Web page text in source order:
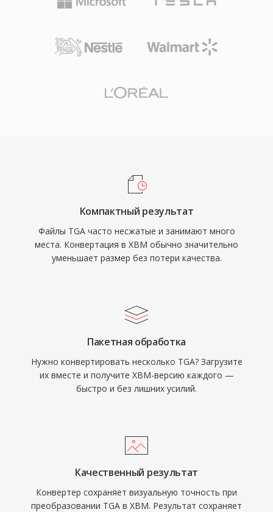
Компактный результат
Файлы TGA часто несжатые и занимают много
места. Конвертация в XBM обычно значительно
уменьшает размер без потери качества.
Пакетная обработка
Нужно конвертировать несколько TGA? Загрузите
их вместе и получите XBM-версию каждого —
быстро и без лишних усилий.
Качественный результат
Конвертер сохраняет визуальную точность при
преобразовании TGA в XBM. Результат сохраняет